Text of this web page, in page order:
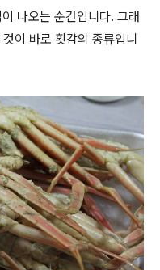
나오는 순간입니다. 그래
이 바로 횟감의 종류입니